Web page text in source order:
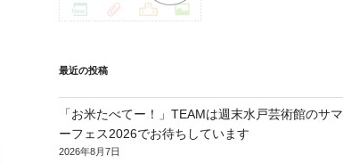
最近の投稿
「お米たべてー！」TEAMは週末水戸芸術館のサマ
ーフェス2026でお待ちしています
2026年8月7日